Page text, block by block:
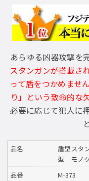
あらゆる凶器攻撃を
スタンガンが搭載さ
って盾をつかめませ
り」という致命的な
必要に応じて犯人に
品名
盾型スタ
型 モノ
品番
M-373